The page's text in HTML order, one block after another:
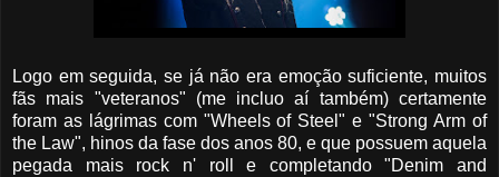
Logo em seguida, se já não era emoção suficiente, muitos
fãs mais "veteranos" (me incluo aí também) certamente
foram as lágrimas com "Wheels of Steel" e "Strong Arm of
the Law", hinos da fase dos anos 80, e que possuem aquela
pegada mais rock n' roll e completando "Denim and